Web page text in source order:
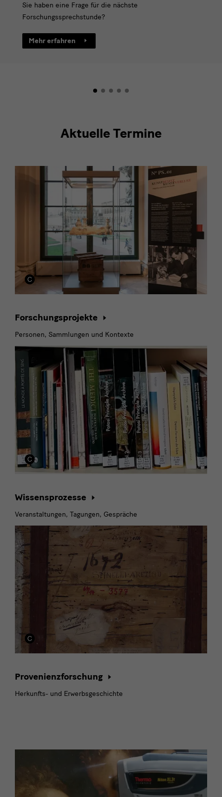
Schaltflächen
Zurück
Sie haben eine Frage für die nächste
Forschungssprechstunde?
Mehr erfahren
Aktuelle Termine
Wissensprozesse
Provenienzforschung
Forschungsprojekte
Personen, Sammlungen und Kontexte
Wissensprozesse
Veranstaltungen, Tagungen, Gespräche
Provenienzforschung
Herkunfts- und Erwerbsgeschichte
Transkulturalität
Kuratorik